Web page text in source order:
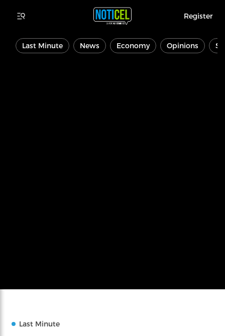
Register
Last Minute News Economy Opinions
Last Minute